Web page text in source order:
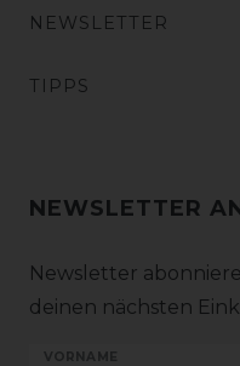
NEWSLETTER
TIPPS
NEWSLETTER
Newsletter
deinen nächsten
VORNAME